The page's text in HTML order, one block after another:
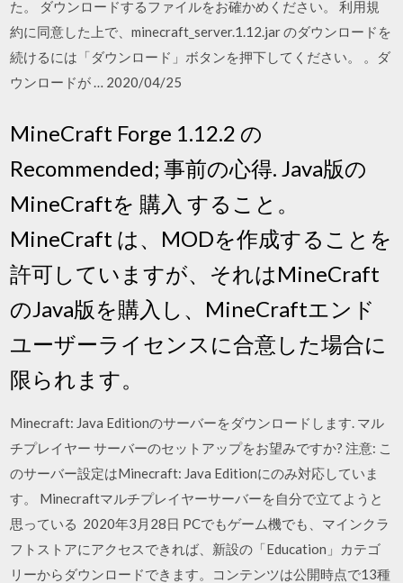
た。 ダウンロードするファイルをお確かめください。 利用規
約に同意した上で、minecraft_server.1.12.jar のダウンロードを
続けるには「ダウンロード」ボタンを押下してください。 。ダ
ウンロードが … 2020/04/25
MineCraft Forge 1.12.2 の
Recommended; 事前の心得. Java版の
MineCraftを 購入 すること。
MineCraft は、MODを作成することを
許可していますが、それはMineCraft
のJava版を購入し、MineCraftエンド
ユーザーライセンスに合意した場合に
限られます。
Minecraft: Java Editionのサーバーをダウンロードします. マル
チプレイヤー サーバーのセットアップをお望みですか? 注意: こ
のサーバー設定はMinecraft: Java Editionにのみ対応していま
す。 Minecraftマルチプレイヤーサーバーを自分で立てようと
思っている 2020年3月28日 PCでもゲーム機でも、マインクラ
フトストアにアクセスできれば、新設の「Education」カテゴ
リーからダウンロードできます。コンテンツは公開時点で13種